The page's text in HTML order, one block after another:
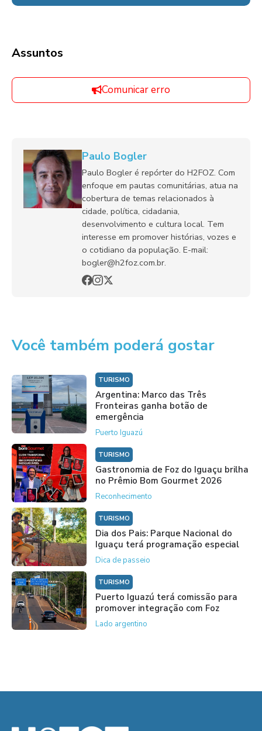
Assuntos
Comunicar erro
Paulo Bogler
Paulo Bogler é repórter do H2FOZ. Com
enfoque em pautas comunitárias, atua na
cobertura de temas relacionados à
cidade, política, cidadania,
desenvolvimento e cultura local. Tem
interesse em promover histórias, vozes e
o cotidiano da população. E-mail:
bogler@h2foz.com.br.
Você também poderá gostar
TURISMO
Argentina: Marco das Três
Fronteiras ganha botão de
emergência
Puerto Iguazú
TURISMO
Gastronomia de Foz do Iguaçu brilha
no Prêmio Bom Gourmet 2026
Reconhecimento
TURISMO
Dia dos Pais: Parque Nacional do
Iguaçu terá programação especial
Dica de passeio
TURISMO
Puerto Iguazú terá comissão para
promover integração com Foz
Lado argentino